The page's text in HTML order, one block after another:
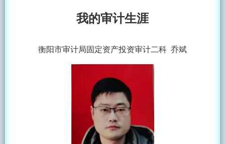
我的审计生涯
衡阳市审计局固定资产投资审计二科 乔斌